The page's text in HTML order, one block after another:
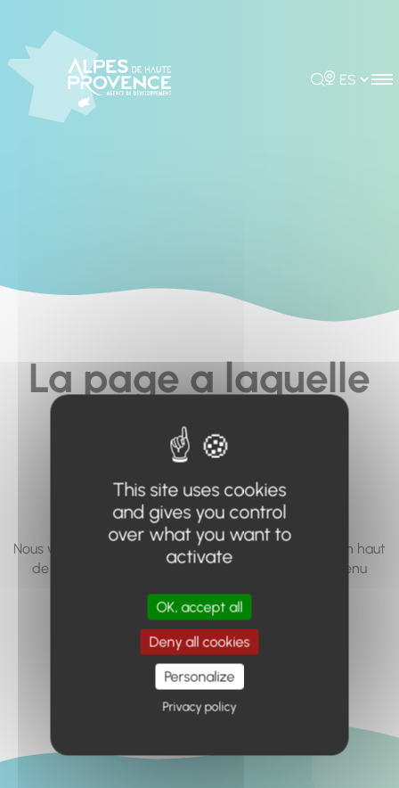
Rechercher
Choisir la
La page a laquelle
vous cherchez à
accéder n'existe
pas... ou plus.
Nous vous invitons à utiliser le moteur de recherche en haut
de page, ou à utiliser le menu pour trouver le contenu
Retour à l'accueil
This site uses cookies
and gives you control
over what you want to
activate
OK, accept all
Deny all cookies
Personalize
Privacy policy